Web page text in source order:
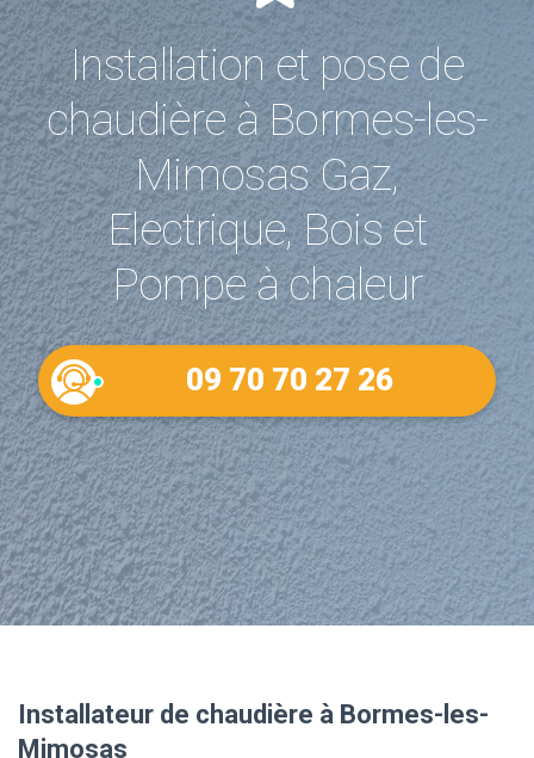
Installation et pose de
chaudière à Bormes-les-
Mimosas Gaz,
Electrique, Bois et
Pompe à chaleur
09 70 70 27 26
Installateur de chaudière à Bormes-les-
Mimosas